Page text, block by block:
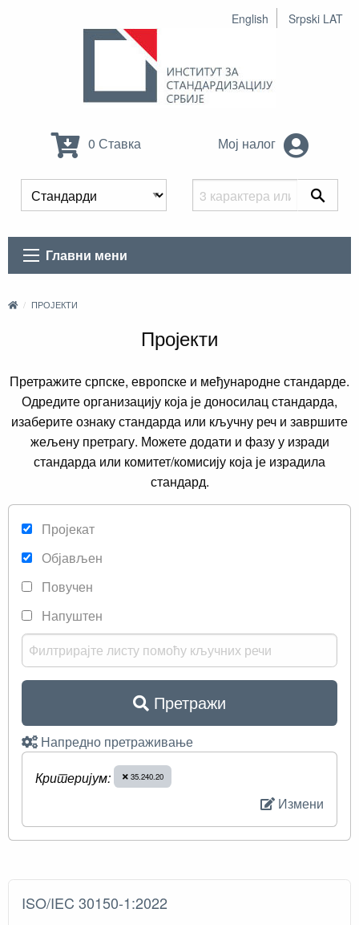
English Srpski LAT
0 Ставка Мој налог
Главни мени
ПРОЈЕКТИ
Пројекти
Претражите српске, европске и међународне стандарде.
Одредите организацију која је доносилац стандарда,
изаберите ознаку стандарда или кључну реч и завршите
жељену претрагу. Можете додати и фазу у изради
стандарда или комитет/комисију која је израдила
стандард.
Пројекат
Објављен
Повучен
Напуштен
Претражи
Напредно претраживање
Критеријум:
35.240.20
Измени
ISO/IEC 30150-1:2022